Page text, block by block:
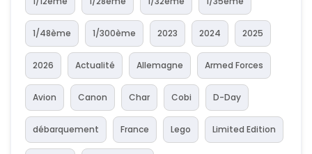
1/48ème 1/300ème 2023 2024 2025
2026 Actualité Allemagne Armed Forces
Avion Canon Char Cobi D-Day
débarquement France Lego Limited Edition